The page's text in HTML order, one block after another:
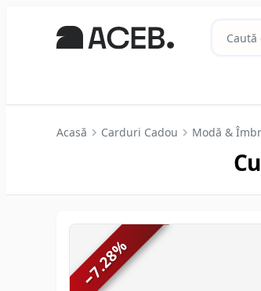
Acasă Carduri Cadou Modă &
−
7.28
%